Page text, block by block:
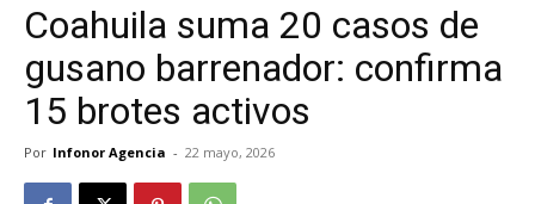
Coahuila suma 20 casos de
gusano barrenador: confirma
15 brotes activos
Por Infonor Agencia - 22 mayo, 2026